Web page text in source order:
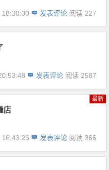
18:30:30 发表评论 阅读 227
发表评论 阅读 2587
店
最新
16:43:26 发表评论 阅读 366